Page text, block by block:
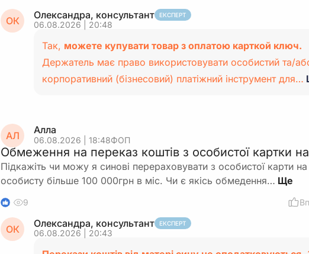
ОК Олександра, консультант ЕКСПЕРТ
06.08.2026 | 20:48
Так, можете купувати товар з оплатою карткой ключ.
Держатель має право використовувати особистий та/
корпоративний (бізнесовий) платіжний інструмент для…
АЛ Алла
06.08.2026 | 18:48ФОП
Обмеження на переказ коштів з особистої картки
Підкажіть чи можу я синові перераховувати з особистої карти
особисту більше 100 000грн в міс. Чи є якісь обмедення…
1 9
ОК Олександра, консультант ЕКСПЕРТ
06.08.2026 | 20:43